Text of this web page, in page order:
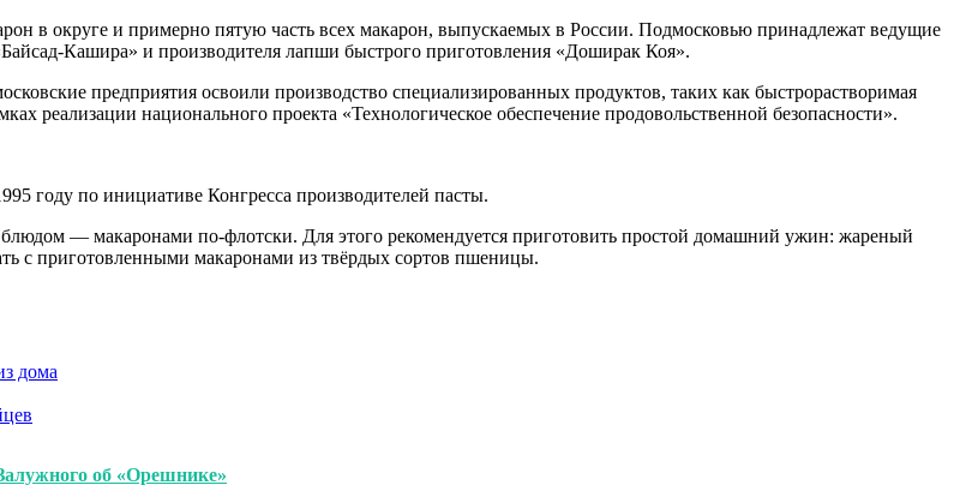
в округе и примерно пятую часть всех макарон, выпускаемых в России. Подмосковью принадлежат ведущие
Кашира» и производителя лапши быстрого приготовления «Доширак Коя».
предприятия освоили производство специализированных продуктов, таких как быстрорастворимая
реализации национального проекта «Технологическое обеспечение продовольственной безопасности».
году по инициативе Конгресса производителей пасты.
— макаронами по-флотски. Для этого рекомендуется приготовить простой домашний ужин: жареный
с приготовленными макаронами из твёрдых сортов пшеницы.
дома
об «Орешнике»